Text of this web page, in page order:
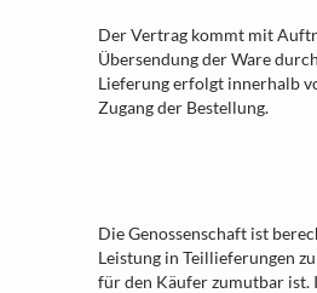
Der Vertrag kommt mit
Übersendung der Ware
Lieferung erfolgt innerhalb
Zugang der Bestellung.
Die Genossenschaft ist
Leistung in Teillieferungen
für den Käufer zumutbar ist.